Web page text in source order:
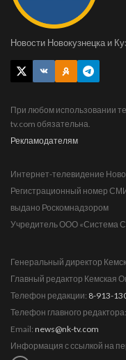
Новости Новокузнецка и
При любом использовании
tv.com обязательна.
Рекламодателям
Интернет-телевидение
Регистрационный номер
выдано Роскомнадзором
Учредитель ООО «Система
Генеральный директор
Главный редактор Кемская
Телефон редакции: 8-913-
Телефон главного редактора:
Email: news@nk-tv.com
Информация с ссылкой на